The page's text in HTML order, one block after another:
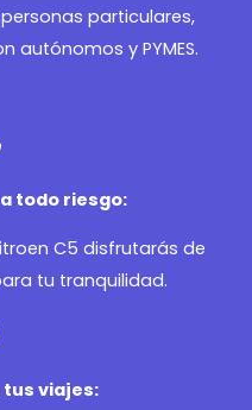
particulares,
autónomos y PYMES.
todo riesgo:
C5 disfrutarás de
tu tranquilidad.
viajes: